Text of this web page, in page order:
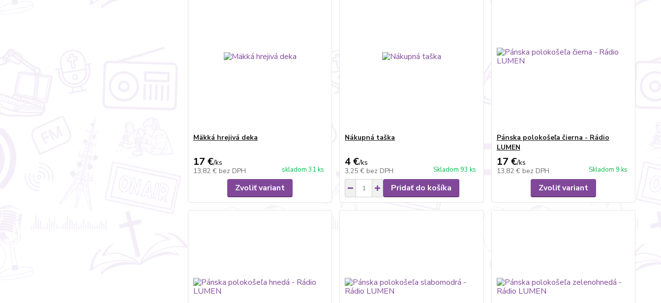
Mäkká hrejivá deka
17 €/ks
13,82 € bez DPH skladom 31 ks
Zvoliť variant
Nákupná taška
4 €/ks
3,25 € bez DPH Skladom 93 ks
Pridať do košíka
Pánska polokošeľa čierna - Rádio
LUMEN
17 €/ks
13,82 € bez DPH Skladom 9 ks
Zvoliť variant